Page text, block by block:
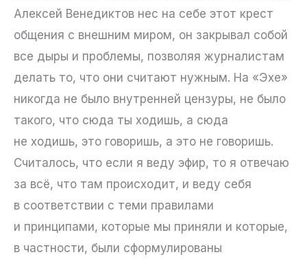
Алексей Венедиктов нес на себе этот крест
общения с внешним миром, он закрывал собой
все дыры и проблемы, позволяя журналистам
делать то, что они считают нужным. На «Эхе»
никогда не было внутренней цензуры, не было
такого, что сюда ты ходишь, а сюда
не ходишь, это говоришь, а это не говоришь.
Считалось, что если я веду эфир, то я отвечаю
за всё, что там происходит, и веду себя
в соответствии с теми правилами
и принципами, которые мы приняли и которые,
в частности, были сформулированы